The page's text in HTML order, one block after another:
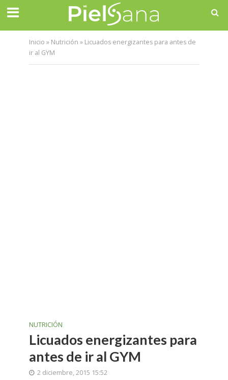
Inicio » Nutrición » Licuados energizantes para antes de
ir al GYM
NUTRICIÓN
Licuados energizantes para
antes de ir al GYM
2 diciembre, 2015 15:52